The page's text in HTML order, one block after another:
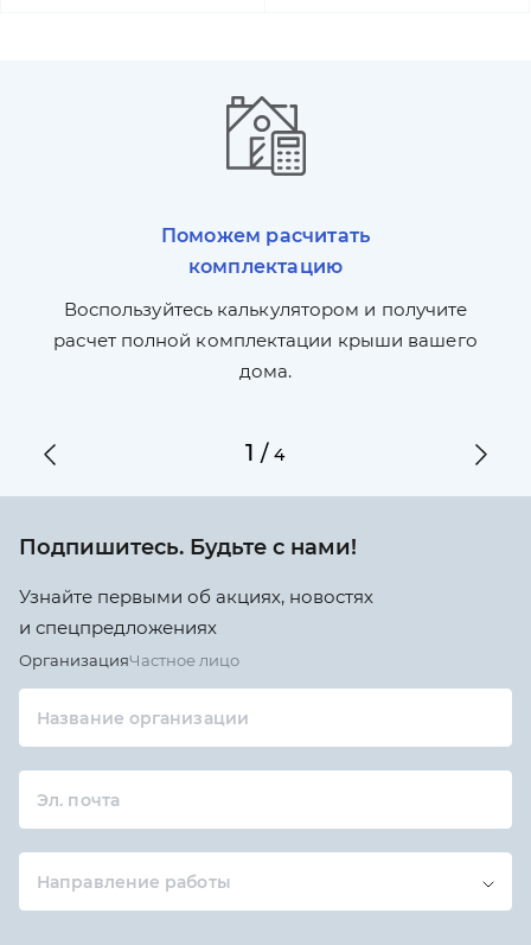
Поможем расчитать
комплектацию
Воспользуйтесь калькулятором и получите
расчет полной комплектации крыши вашего
дома.
1 /4
Подпишитесь. Будьте с нами!
Узнайте первыми об акциях, новостях
и спецпредложениях
ОрганизацияЧастное лицо
Название организации
Эл. почта
Направление работы